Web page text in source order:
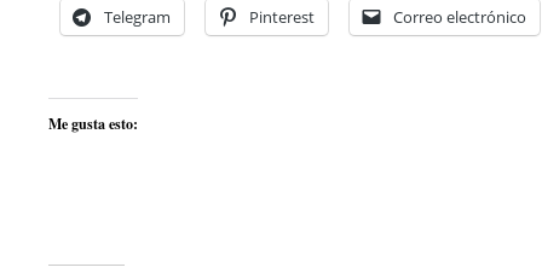
Telegram Pinterest Correo electrónico
Me gusta esto: